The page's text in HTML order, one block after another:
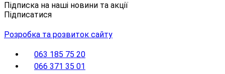
Підписка на наші новини та акції
Підписатися
Розробка та розвиток сайту
063 185 75 20
066 371 35 01